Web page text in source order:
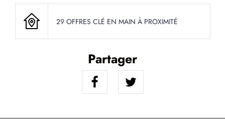
29 OFFRES CLÉ EN MAIN À PROXIMITÉ
Partager